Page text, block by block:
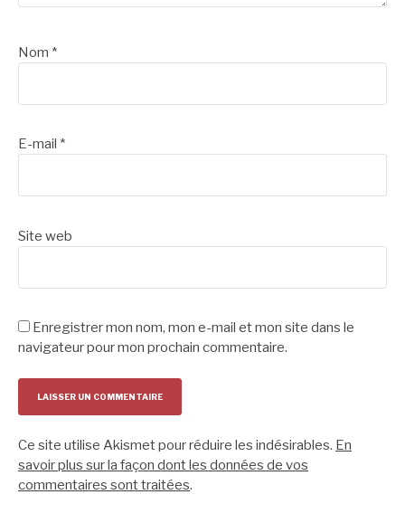
Nom *
E-mail *
Site web
Enregistrer mon nom, mon e-mail et mon site dans le
navigateur pour mon prochain commentaire.
Ce site utilise Akismet pour réduire les indésirables. En
savoir plus sur la façon dont les données de vos
commentaires sont traitées.